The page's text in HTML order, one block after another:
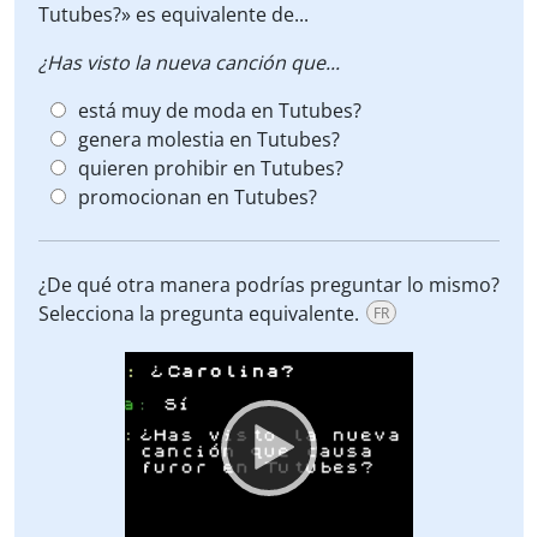
Tutubes?» es equivalente de...
¿Has visto la nueva canción que...
está muy de moda en Tutubes?
genera molestia en Tutubes?
quieren prohibir en Tutubes?
promocionan en Tutubes?
¿De qué otra manera podrías preguntar lo mismo?
Selecciona la pregunta equivalente.
FR
Video
Player